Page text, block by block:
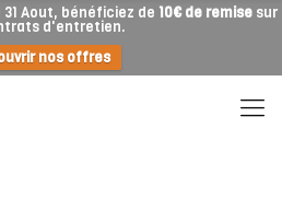
Aout, bénéficiez de 10€ de remise sur
d'entretien.
nos offres